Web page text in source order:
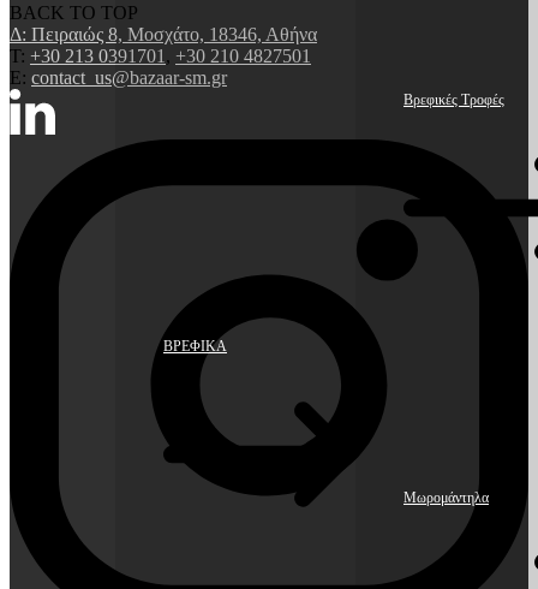
ΒΡΕΦΙΚΑ
Βρεφικές Τροφές
Μωρομάντηλα
BACK TO TOP
Δ: Πειραιώς 8, Μοσχάτο, 18346, Αθήνα
Τ: +30 213 0391701 , +30 210 4827501
E: contact_us@bazaar-sm.gr